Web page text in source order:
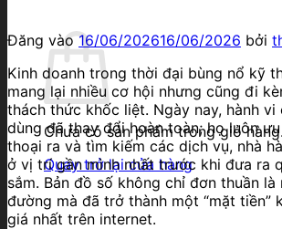
Chưa có sản phẩm trong giỏ hàng.
Quay trở lại cửa hàng
Đăng vào16/06/202616/06/2026 bởi
Kinh doanh trong thời đại bùng nổ kỹ
mang lại nhiều cơ hội nhưng cũng đi
thách thức khốc liệt. Ngày nay, hành vi
dùng đã thay đổi hoàn toàn; họ luôn
thoại ra và tìm kiếm các dịch vụ, nhà
ở vị trí gần mình nhất trước khi đưa ra
sắm. Bản đồ số không chỉ đơn thuần
đường mà đã trở thành một “mặt tiền”
giá nhất trên internet.